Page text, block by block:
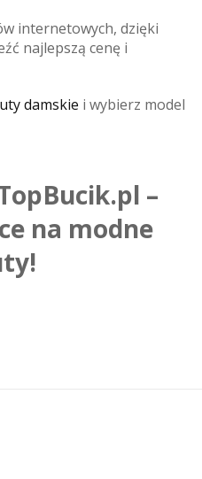
internetowych, dzięki
najlepszą cenę i
damskie i wybierz model
–
na modne